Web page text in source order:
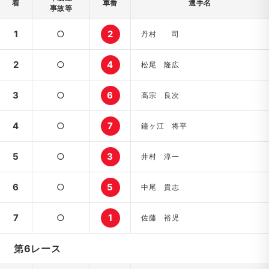
着
事故等
車番 選手名
1 ○ 2 丹村 司
2 ○ 4 松尾 隆広
3 ○ 6 高宗 良次
4 ○ 7 鐘ヶ江 将平
5 ○ 3 井村 淳一
6 ○ 5 中尾 貴志
7 ○ 1 佐藤 裕児
第6レース